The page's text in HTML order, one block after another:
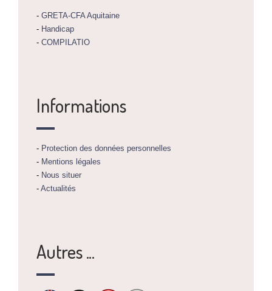
- GRETA-CFA Aquitaine
- Handicap
- COMPILATIO
Informations
- Protection des données personnelles
- Mentions légales
- Nous situer
- Actualités
Autres ...